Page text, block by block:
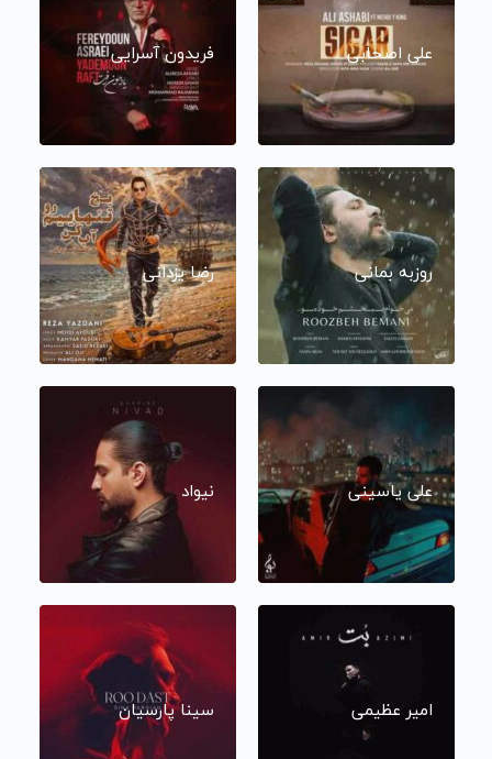
علی اصحابی فریدون آسرایی
روزبه بمانی رضا یزدانی
علی یاسینی نیواد
امیر عظیمی سینا پارسیان